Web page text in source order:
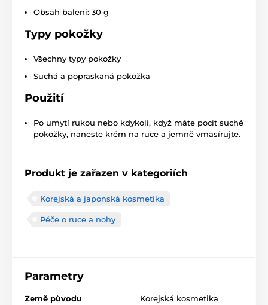
Obsah balení: 30 g
Typy pokožky
Všechny typy pokožky
Suchá a popraskaná pokožka
Použití
Po umytí rukou nebo kdykoli, když máte pocit suché
pokožky, naneste krém na ruce a jemně vmasírujte.
Produkt je zařazen v kategoriích
Korejská a japonská kosmetika
Péče o ruce a nohy
Parametry
Země původu Korejská kosmetika